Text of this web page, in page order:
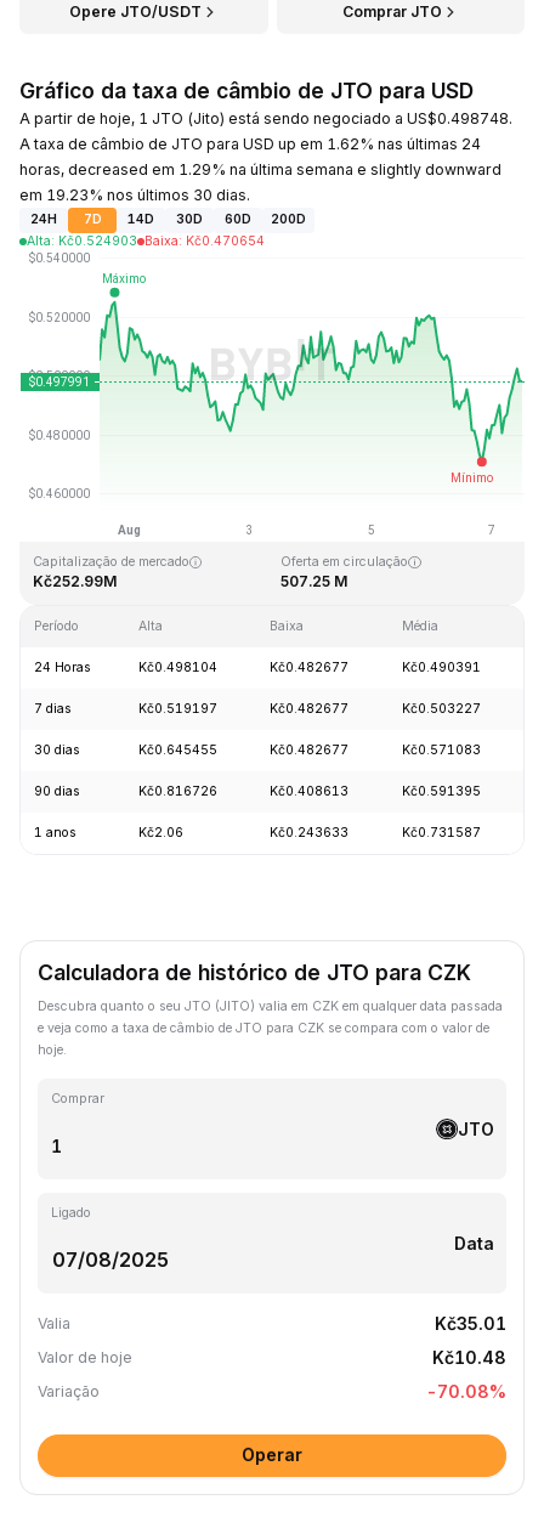
Opere JTO/USDT Comprar JTO
Gráfico da taxa de câmbio de JTO para USD
A partir de hoje, 1 JTO (Jito) está sendo negociado a US$0.498748.
A taxa de câmbio de JTO para USD up em 1.62% nas últimas 24
horas, decreased em 1.29% na última semana e slightly downward
em 19.23% nos últimos 30 dias.
24H 7D 14D 30D 60D
200D
Alta: Kč0.524903 Baixa: Kč0.470654
Kč0.218137
Capitalização de mercado
Kč252.99M
Oferta em circulação
507.25 M
Período Alta Baixa Média
24 Horas Kč0.498104 Kč0.482677 Kč0.490391
7 dias Kč0.519197 Kč0.482677 Kč0.503227
30 dias Kč0.645455 Kč0.482677 Kč0.571083
90 dias Kč0.816726 Kč0.408613 Kč0.591395
1 anos Kč2.06 Kč0.243633 Kč0.731587
Calculadora de histórico de JTO para CZK
Descubra quanto o seu JTO (JITO) valia em CZK em qualquer data passada
e veja como a taxa de câmbio de JTO para CZK se compara com o valor de
hoje.
Comprar
JTO
Ligado
Data
Valia Kč35.01
Valor de hoje Kč10.48
Variação -70.08%
Operar